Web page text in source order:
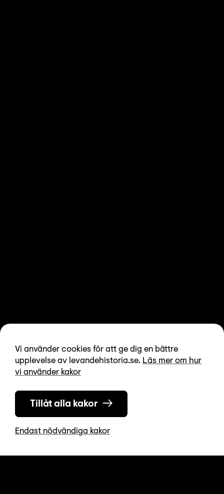
Vi använder cookies för att ge dig en bättre
upplevelse av levandehistoria.se. Läs mer om hur
vi använder kakor
Tillåt alla kakor
Endast nödvändiga kakor